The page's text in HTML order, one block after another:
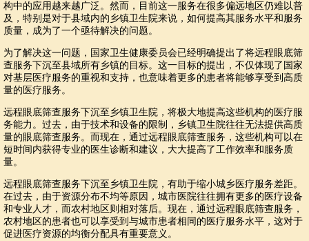
构中的应用越来越广泛。然而，目前这一服务在很多偏远地区仍难以普
及，特别是对于县域内的乡镇卫生院来说，如何提高其服务水平和服务
质量，成为了一个亟待解决的问题。
为了解决这一问题，国家卫生健康委员会已经明确提出了将远程眼底筛
查服务下沉至县域所有乡镇的目标。这一目标的提出，不仅体现了国家
对基层医疗服务的重视和支持，也意味着更多的患者将能够享受到高质
量的医疗服务。
远程眼底筛查服务下沉至乡镇卫生院，将极大地提高这些机构的医疗服
务能力。过去，由于技术和设备的限制，乡镇卫生院往往无法提供高质
量的眼底筛查服务。而现在，通过远程眼底筛查服务，这些机构可以在
短时间内获得专业的医生诊断和建议，大大提高了工作效率和服务质
量。
远程眼底筛查服务下沉至乡镇卫生院，有助于缩小城乡医疗服务差距。
在过去，由于资源分布不均等原因，城市医院往往拥有更多的医疗设备
和专业人才，而农村地区则相对落后。现在，通过远程眼底筛查服务，
农村地区的患者也可以享受到与城市患者相同的医疗服务水平，这对于
促进医疗资源的均衡分配具有重要意义。